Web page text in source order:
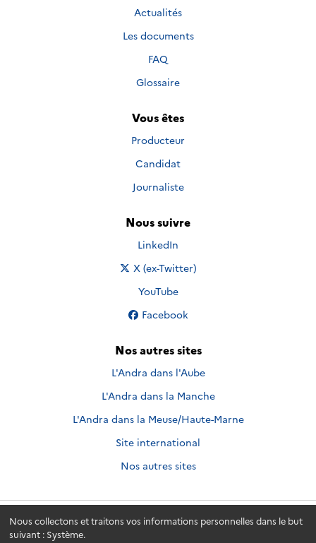
Nous collectons et traitons vos informations personnelles dans le but
suivant : Système.
Actualités
Les documents
FAQ
Glossaire
Vous êtes
Producteur
Candidat
Journaliste
Nous suivre
Nous suivre sur
LinkedIn
Nous suivre sur
X (ex-Twitter)
Nous suivre sur
YouTube
Nous suivre sur
Facebook
Nos autres sites
L'Andra dans l'Aube
L'Andra dans la Manche
L'Andra dans la Meuse/Haute-Marne
Site international
Nos autres sites
Andra.fr © 2026 - Andra. Tous droits réservés.